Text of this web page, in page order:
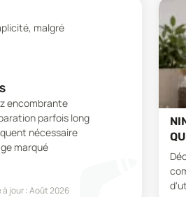
malgré
encombrante
parfois long
nécessaire
marqué
à jour :Août 2026